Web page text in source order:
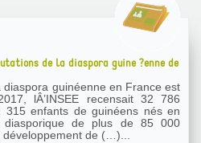
de la diaspora guine ?enne de
guinéenne en France est
lÂ’INSEE recensait 32 786
enfants de guinéens nés en
diasporique de plus de 85 000
sur le développement de (…)...